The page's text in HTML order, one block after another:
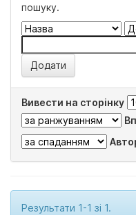
пошуку.
Вивести на сторінку
Результати 1-1 зі 1.